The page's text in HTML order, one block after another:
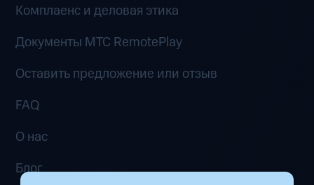
Комплаенс и деловая этика
Документы MTC RemotePlay
Оставить предложение или отзыв
FAQ
О нас
Блог